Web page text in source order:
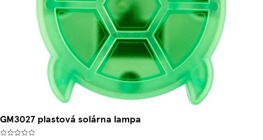
GM3027 plastová solárna lampa